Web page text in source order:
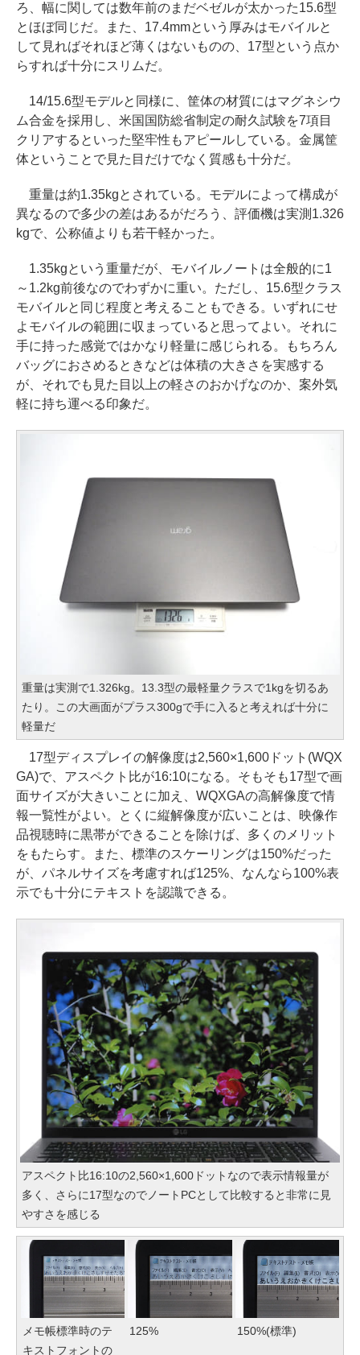
ろ、幅に関しては数年前のまだベゼルが太かった15.6型
とほぼ同じだ。また、17.4mmという厚みはモバイルと
して見ればそれほど薄くはないものの、17型という点か
らすれば十分にスリムだ。
14/15.6型モデルと同様に、筐体の材質にはマグネシウ
ム合金を採用し、米国国防総省制定の耐久試験を7項目
クリアするといった堅牢性もアピールしている。金属筐
体ということで見た目だけでなく質感も十分だ。
重量は約1.35kgとされている。モデルによって構成が
異なるので多少の差はあるがだろう、評価機は実測1.326
kgで、公称値よりも若干軽かった。
1.35kgという重量だが、モバイルノートは全般的に1
～1.2kg前後なのでわずかに重い。ただし、15.6型クラス
モバイルと同じ程度と考えることもできる。いずれにせ
よモバイルの範囲に収まっていると思ってよい。それに
手に持った感覚ではかなり軽量に感じられる。もちろん
バッグにおさめるときなどは体積の大きさを実感する
が、それでも見た目以上の軽さのおかげなのか、案外気
軽に持ち運べる印象だ。
重量は実測で1.326kg。13.3型の最軽量クラスで1kgを切るあ
たり。この大画面がプラス300gで手に入ると考えれば十分に
軽量だ
17型ディスプレイの解像度は2,560×1,600ドット(WQX
GA)で、アスペクト比が16:10になる。そもそも17型で画
面サイズが大きいことに加え、WQXGAの高解像度で情
報一覧性がよい。とくに縦解像度が広いことは、映像作
品視聴時に黒帯ができることを除けば、多くのメリット
をもたらす。また、標準のスケーリングは150%だった
が、パネルサイズを考慮すれば125%、なんなら100%表
示でも十分にテキストを認識できる。
アスペクト比16:10の2,560×1,600ドットなので表示情報量が
多く、さらに17型なのでノートPCとして比較すると非常に見
やすさを感じる
メモ帳標準時のテ
キストフォントの
125% 150%(標準)